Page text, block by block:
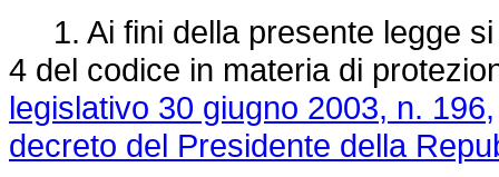
1. Ai fini della presente legge si
4 del codice in materia di
legislativo 30 giugno 2003, n. 196,
decreto del Presidente della